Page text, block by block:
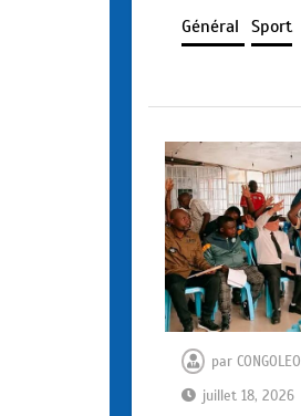
Général Sport
par CONGOLEO
juillet 18, 2026